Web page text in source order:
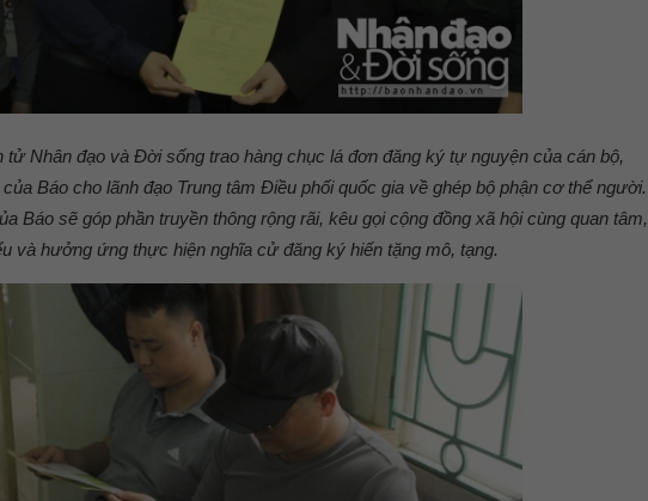
tử Nhân đạo và Đời sống trao hàng chục lá đơn đăng ký tự nguyện của cán bộ,
Báo cho lãnh đạo Trung tâm Điều phối quốc gia về ghép bộ phận cơ thể người.
Báo sẽ góp phần truyền thông rộng rãi, kêu gọi cộng đồng xã hội cùng quan tâm,
và hưởng ứng thực hiện nghĩa cử đăng ký hiến tặng mô, tạng.